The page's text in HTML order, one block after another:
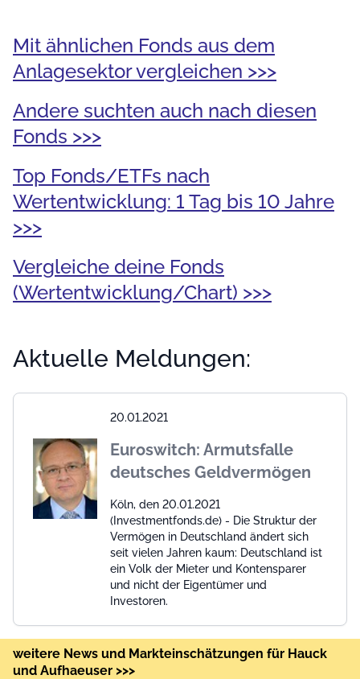
Mit ähnlichen Fonds aus dem
Anlagesektor vergleichen >>>
Andere suchten auch nach diesen
Fonds >>>
Top Fonds/ETFs nach
Wertentwicklung: 1 Tag bis 10 Jahre
>>>
Vergleiche deine Fonds
(Wertentwicklung/Chart) >>>
Aktuelle Meldungen:
20.01.2021
Euroswitch: Armutsfalle
deutsches Geldvermögen
Köln, den 20.01.2021
(Investmentfonds.de) - Die Struktur der
Vermögen in Deutschland ändert sich
seit vielen Jahren kaum: Deutschland ist
ein Volk der Mieter und Kontensparer
und nicht der Eigentümer und
Investoren.
weitere News und Markteinschätzungen für Hauck
und Aufhaeuser >>>